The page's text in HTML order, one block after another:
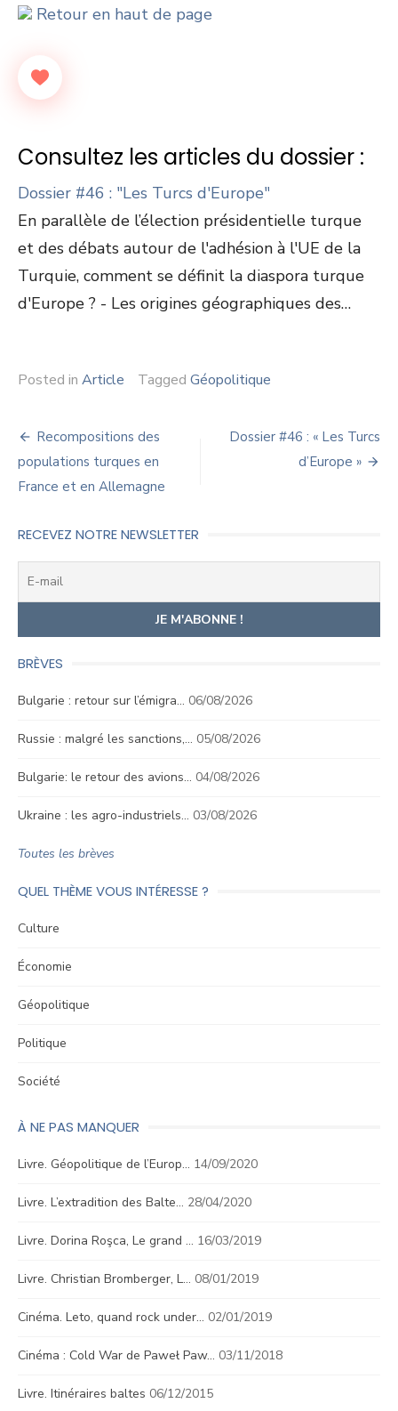
Retour en haut de page
Consultez les articles du dossier :
Dossier #46 : "Les Turcs d'Europe"
En parallèle de l’élection présidentielle turque
et des débats autour de l'adhésion à l'UE de la
Turquie, comment se définit la diaspora turque
d'Europe ? - Les origines géographiques des…
Posted in Article Tagged Géopolitique
Navigation
de
l’article
Recompositions des
populations turques en
France et en Allemagne
Dossier #46 : « Les Turcs
d’Europe »
RECEVEZ NOTRE NEWSLETTER
BRÈVES
Bulgarie : retour sur l’émigra… 06/08/2026
Russie : malgré les sanctions,… 05/08/2026
Bulgarie: le retour des avions… 04/08/2026
Ukraine : les agro-industriels… 03/08/2026
Toutes les brèves
QUEL THÈME VOUS INTÉRESSE ?
Culture
Économie
Géopolitique
Politique
Société
À NE PAS MANQUER
Livre. Géopolitique de l’Europ… 14/09/2020
Livre. L’extradition des Balte… 28/04/2020
Livre. Dorina Roşca, Le grand … 16/03/2019
Livre. Christian Bromberger, L… 08/01/2019
Cinéma. Leto, quand rock under… 02/01/2019
Cinéma : Cold War de Paweł Paw… 03/11/2018
Livre. Itinéraires baltes 06/12/2015